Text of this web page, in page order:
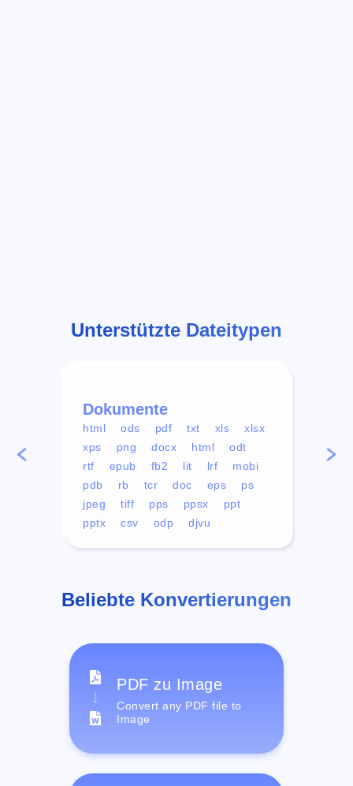
Unterstützte Dateitypen
Dokumente
html ods pdf txt xls
xlsx
xps
png docx html
odt
rtf
epub fb2 lit lrf
mobi
pdb
rb tcr doc eps
ps
jpeg
tiff pps ppsx
ppt
pptx
csv odp djvu
mp4
Beliebte Konvertierungen
PDF zu Image
Convert any PDF file to
Image